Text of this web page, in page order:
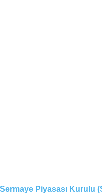
Sermaye Piyasası Kurulu